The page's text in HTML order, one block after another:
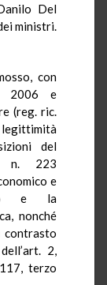
Del
ministri.
con
2006 e
(reg. ric.
del
n. 223
e
e la
nonché
2,
terzo